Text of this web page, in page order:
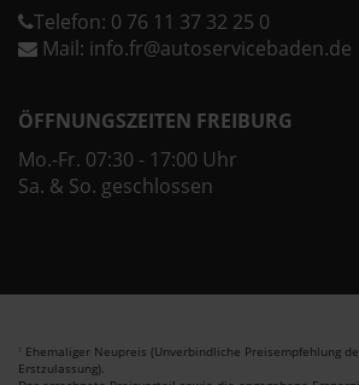
Telefon: 0 76 11 37 32 25 0
Mail: info.fr@autoservicebaden.de
ÖFFNUNGSZEITEN FREIBURG
Mo.-Fr. 07:30 - 17:00 Uhr
Sa. & So. geschlossen
1 Ehemaliger Neupreis (Unverbindliche Preisempfehlung
Erstzulassung).